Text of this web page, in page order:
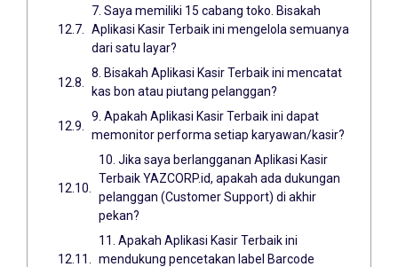
7. Saya memiliki 15 cabang toko. Bisakah
Aplikasi Kasir Terbaik ini mengelola semuanya
dari satu layar?
8. Bisakah Aplikasi Kasir Terbaik ini mencatat
kas bon atau piutang pelanggan?
9. Apakah Aplikasi Kasir Terbaik ini dapat
memonitor performa setiap karyawan/kasir?
10. Jika saya berlangganan Aplikasi Kasir
Terbaik YAZCORP.id, apakah ada dukungan
pelanggan (Customer Support) di akhir
pekan?
11. Apakah Aplikasi Kasir Terbaik ini
mendukung pencetakan label Barcode